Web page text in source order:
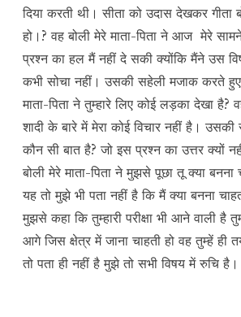
दिया करती थी। सीता को उदास देखकर गीता
हो।? वह बोली मेरे माता-पिता ने आज मेरे
प्रश्न का हल मैं नहीं दे सकी क्योंकि मैंने उस
कभी सोचा नहीं। उसकी सहेली मजाक करते हुए
माता-पिता ने तुम्हारे लिए कोई लड़का देखा है?
शादी के बारे में मेरा कोई विचार नहीं है। उसकी
कौन सी बात है? जो इस प्रश्न का उत्तर क्यों
बोली मेरे माता-पिता ने मुझसे पूछा तू क्या बनना
यह तो मुझे भी पता नहीं है कि मैं क्या बनना
मुझसे कहा कि तुम्हारी परीक्षा भी आने वाली है
आगे जिस क्षेत्र में जाना चाहती हो वह तुम्हें ही
तो पता ही नहीं है मुझे तो सभी विषय में रुचि है।